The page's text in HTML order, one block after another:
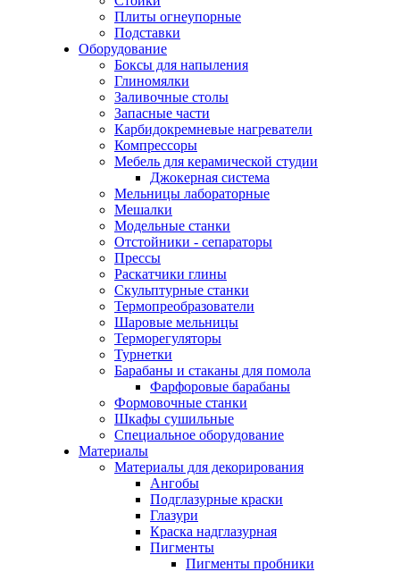
Плиты огнеупорные
Подставки
Оборудование
Боксы для напыления
Глиномялки
Заливочные столы
Запасные части
Карбидокремневые нагреватели
Компрессоры
Мебель для керамической студии
Джокерная система
Мельницы лабораторные
Мешалки
Модельные станки
Отстойники - сепараторы
Прессы
Раскатчики глины
Скульптурные станки
Термопреобразователи
Шаровые мельницы
Терморегуляторы
Турнетки
Барабаны и стаканы для помола
Фарфоровые барабаны
Формовочные станки
Шкафы сушильные
Специальное оборудование
Материалы
Материалы для декорирования
Ангобы
Подглазурные краски
Глазури
Краска надглазурная
Пигменты
Пигменты пробники